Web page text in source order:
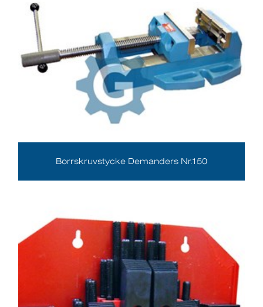
Borrskruvstycke Demanders Nr.150